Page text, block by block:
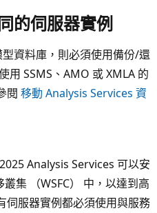
的伺服器實例
資料庫，則必須使用備份/還
用 SSMS、AMO 或 XMLA 的
閱 移動 Analysis Services 資
Analysis Services 可以安
集 （WSFC） 中，以達到高
伺服器實例都必須使用與服務